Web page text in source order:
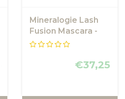
Mineralogie Lash
Fusion Mascara -
Blue My Mind
€37,25